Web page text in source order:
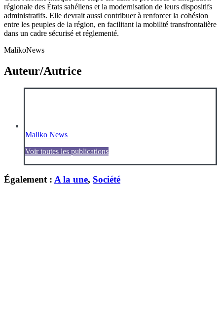
régionale des États sahéliens et la modernisation de leurs dispositifs
administratifs. Elle devrait aussi contribuer à renforcer la cohésion
entre les peuples de la région, en facilitant la mobilité transfrontalière
dans un cadre sécurisé et réglementé.
MalikoNews
Auteur/Autrice
Maliko News
Voir toutes les publications
Également : A la une, Société